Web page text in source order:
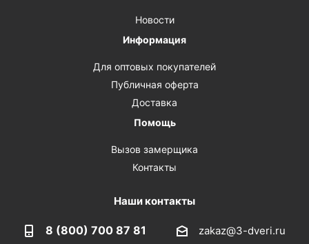
Новости
Информация
Для оптовых покупателей
Публичная оферта
Доставка
Помощь
Вызов замерщика
Контакты
Наши контакты
8 (800) 700 87 81 zakaz@3-dveri.ru